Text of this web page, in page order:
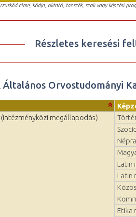
címe, kódja, oktató, tanszék, szak vagy képzési
Részletes keresési
Általános Orvostudományi
megállapodás)
Latin
Latin
Etika